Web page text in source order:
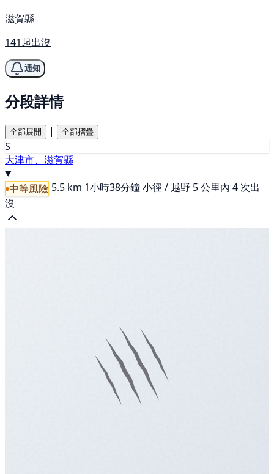
滋賀縣
141起出沒
通知
分段詳情
全部展開 | 全部摺疊
S
大津市、滋賀縣
中等風險 5.5 km 1小時38分鐘小徑 / 越野 5 公里內 4 次出
沒